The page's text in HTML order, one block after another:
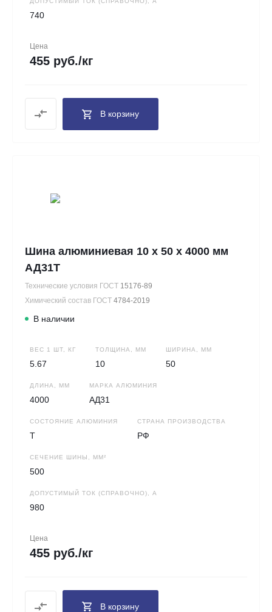
740
Цена
455 руб./кг
В корзину
Шина алюминиевая 10 х 50 х 4000 мм
АД31Т
Технические условия ГОСТ 15176-89
Химический состав ГОСТ 4784-2019
В наличии
ВЕС 1 ШТ, КГ
5.67
ТОЛЩИНА, ММ
10
ШИРИНА, ММ
50
ДЛИНА, ММ
4000
МАРКА АЛЮМИНИЯ
АД31
СОСТОЯНИЕ АЛЮМИНИЯ
Т
СТРАНА ПРОИЗВОДСТВА
РФ
СЕЧЕНИЕ ШИНЫ, ММ²
500
ДОПУСТИМЫЙ ТОК (СПРАВОЧНО), А
980
Цена
455 руб./кг
В корзину